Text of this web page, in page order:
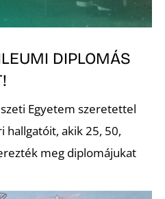
DIPLOMÁS
Egyetem szeretettel
hallgatóit, akik 25, 50,
meg diplomájukat